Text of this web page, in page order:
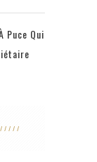
Puce Qui